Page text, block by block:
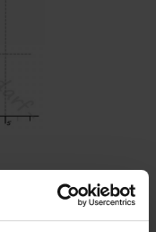
ca. 1-3 Werktage